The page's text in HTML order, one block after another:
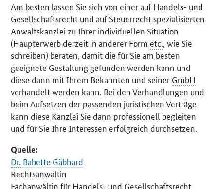
Am besten lassen Sie sich von einer auf Handels- und
Gesellschaftsrecht und auf Steuerrecht spezialisierten
Anwaltskanzlei zu Ihrer individuellen Situation
(Haupterwerb derzeit in anderer Form etc., wie Sie
schreiben) beraten, damit die für Sie am besten
geeignete Gestaltung gefunden werden kann und
diese dann mit Ihrem Bekannten und seiner GmbH
verhandelt werden kann. Bei den Verhandlungen und
beim Aufsetzen der passenden juristischen Verträge
kann diese Kanzlei Sie dann professionell begleiten
und für Sie Ihre Interessen erfolgreich durchsetzen.
Quelle:
Dr. Babette Gäbhard
Rechtsanwältin
Fachanwältin für Handels- und Gesellschaftsrecht